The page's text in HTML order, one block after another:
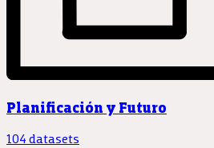
Planificación y Futuro
104 datasets